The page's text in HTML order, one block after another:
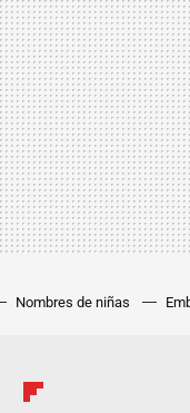
Nombres de niñas